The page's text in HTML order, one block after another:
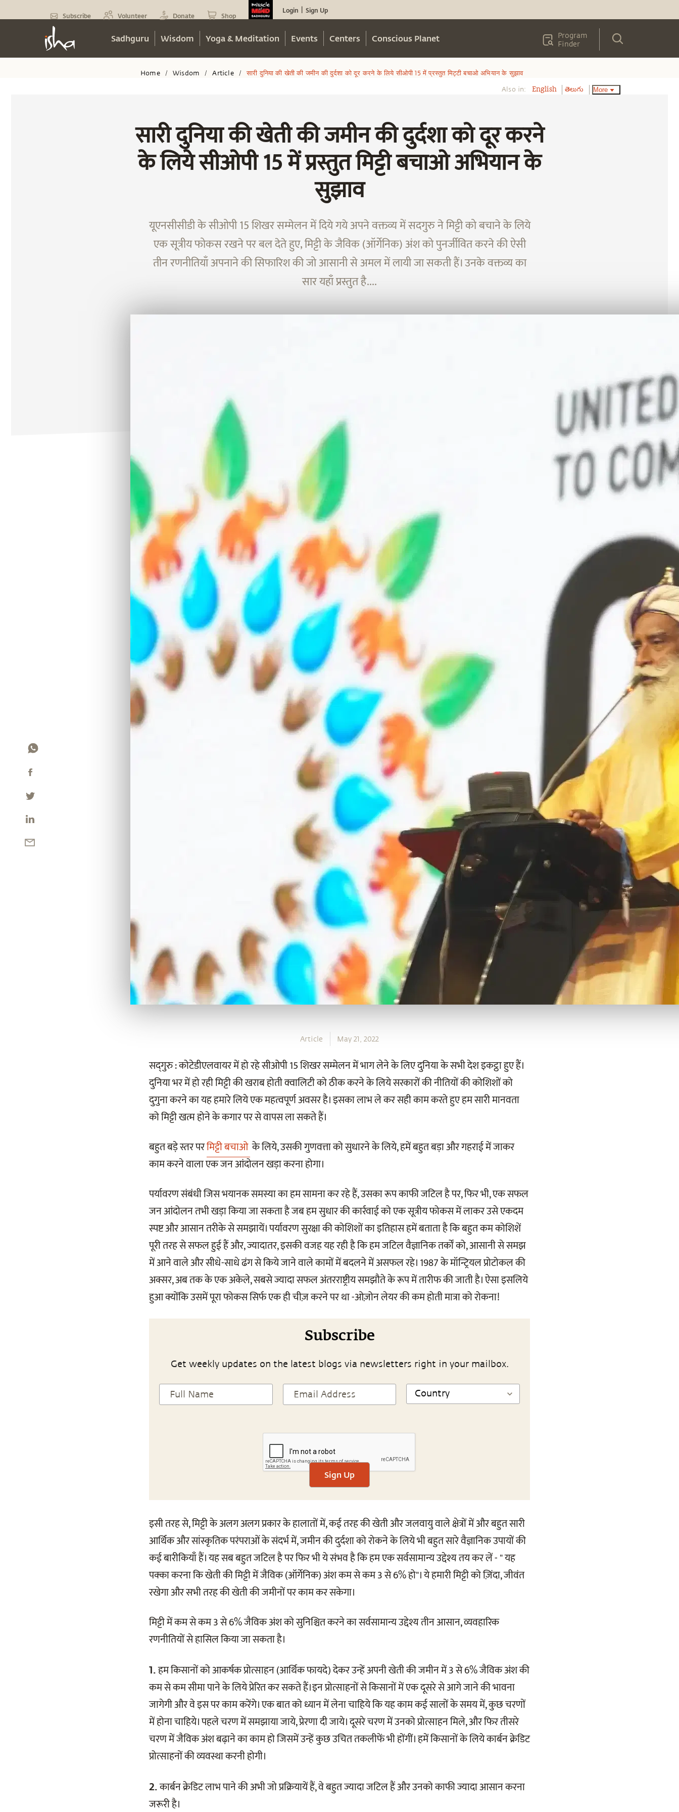
Subscribe Volunteer Donate Shop
Login Sign Up
Sadhguru Wisdom Yoga & Meditation Events Centers Conscious Planet
Program
Finder
Home / Wisdom / Article / सारी दुनिया की खेती की जमीन की दुर्दशा को दूर करने के लिये सीओपी 15 में प्रस्तुत मिट्टी बचाओ अभियान के सुझाव
Also in: English తెలుగు More
सारी दुनिया की खेती की जमीन की दुर्दशा को दूर करने
के लिये सीओपी 15 में प्रस्तुत मिट्टी बचाओ अभियान के
सुझाव
यूएनसीसीडी के सीओपी 15 शिखर सम्मेलन में दिये गये अपने वक्तव्य में सदगुरु ने मिट्टी को बचाने के लिये
एक सूत्रीय फोकस रखने पर बल देते हुए, मिट्टी के जैविक (ऑर्गेनिक) अंश को पुनर्जीवित करने की ऐसी
तीन रणनीतियाँ अपनाने की सिफारिश की जो आसानी से अमल में लायी जा सकती हैं। उनके वक्तव्य का
सार यहाँ प्रस्तुत है....
Article May 21, 2022
सद्‌गुरु : कोटेडीएलवायर में हो रहे सीओपी 15 शिखर सम्मेलन में भाग लेने के लिए दुनिया के सभी देश इकट्ठा हुए हैं।
दुनिया भर में हो रही मिट्टी की खराब होती क्वालिटी को ठीक करने के लिये सरकारों की नीतियों की कोशिशों को
दुगुना करने का यह हमारे लिये एक महत्वपूर्ण अवसर है। इसका लाभ ले कर सही काम करते हुए हम सारी मानवता
को मिट्टी खत्म होने के कगार पर से वापस ला सकते हैं।
बहुत बड़े स्तर परमिट्टी बचाओके लिये, उसकी गुणवत्ता को सुधारने के लिये, हमें बहुत बड़ा और गहराई में जाकर
काम करने वाला एक जन आंदोलन खड़ा करना होगा।
पर्यावरण संबंधी जिस भयानक समस्या का हम सामना कर रहे हैं, उसका रूप काफी जटिल है पर, फिर भी, एक सफल
जन आंदोलन तभी खड़ा किया जा सकता है जब हम सुधार की कार्रवाई को एक सूत्रीय फोकस में लाकर उसे एकदम
स्पष्ट और आसान तरीके से समझायें। पर्यावरण सुरक्षा की कोशिशों का इतिहास हमें बताता है कि बहुत कम कोशिशें
पूरी तरह से सफल हुई हैं और, ज्यादातर, इसकी वजह यह रही है कि हम जटिल वैज्ञानिक तर्कों को, आसानी से समझ
में आने वाले और सीधे-साधे ढंग से किये जाने वाले कामों में बदलने में असफल रहे। 1987 के मॉन्ट्रियल प्रोटोकल की
अक्सर, अब तक के एक अकेले, सबसे ज्यादा सफल अंतरराष्ट्रीय समझौते के रूप में तारीफ की जाती है। ऐसा इसलिये
हुआ क्योंकि उसमें पूरा फोकस सिर्फ एक ही चीज़ करने पर था -ओज़ोन लेयर की कम होती मात्रा को रोकना!
Subscribe
Get weekly updates on the latest blogs via newsletters right in your mailbox.
Sign Up
इसी तरह से, मिट्टी के अलग अलग प्रकार के हालातों में, कई तरह की खेती और जलवायु वाले क्षेत्रों में और बहुत सारी
आर्थिक और सांस्कृतिक परंपराओं के संदर्भ में, जमीन की दुर्दशा को रोकने के लिये भी बहुत सारे वैज्ञानिक उपायों की
कई बारीकियाँ हैं। यह सब बहुत जटिल है पर फिर भी ये संभव है कि हम एक सर्वसामान्य उद्देश्य तय कर लें - " यह
पक्का करना कि खेती की मिट्टी में जैविक (ऑर्गेनिक) अंश कम से कम 3 से 6% हो"। ये हमारी मिट्टी को ज़िंदा, जीवंत
रखेगा और सभी तरह की खेती की जमीनों पर काम कर सकेगा।
मिट्टी में कम से कम 3 से 6% जैविक अंश को सुनिश्चित करने का सर्वसामान्य उद्देश्य तीन आसान, व्यवहारिक
रणनीतियों से हासिल किया जा सकता है।
1.हम किसानों को आकर्षक प्रोत्साहन (आर्थिक फायदे) देकर उन्हें अपनी खेती की जमीन में 3 से 6% जैविक अंश की
कम से कम सीमा पाने के लिये प्रेरित कर सकते हैं।इन प्रोत्साहनों से किसानों में एक दूसरे से आगे जाने की भावना
जागेगी और वे इस पर काम करेंगे। एक बात को ध्यान में लेना चाहिये कि यह काम कई सालों के समय में, कुछ चरणों
में होना चाहिये। पहले चरण में समझाया जाये, प्रेरणा दी जाये। दूसरे चरण में उनको प्रोत्साहन मिले, और फिर तीसरे
चरण में जैविक अंश बढ़ाने का काम हो जिसमें उन्हें कुछ उचित तकलीफें भी होंगीं। हमें किसानों के लिये कार्बन क्रेडिट
प्रोत्साहनों की व्यवस्था करनी होगी।
2.कार्बन क्रेडिट लाभ पाने की अभी जो प्रक्रियायें हैं, वे बहुत ज्यादा जटिल हैं और उनको काफी ज्यादा आसान करना
जरूरी है।